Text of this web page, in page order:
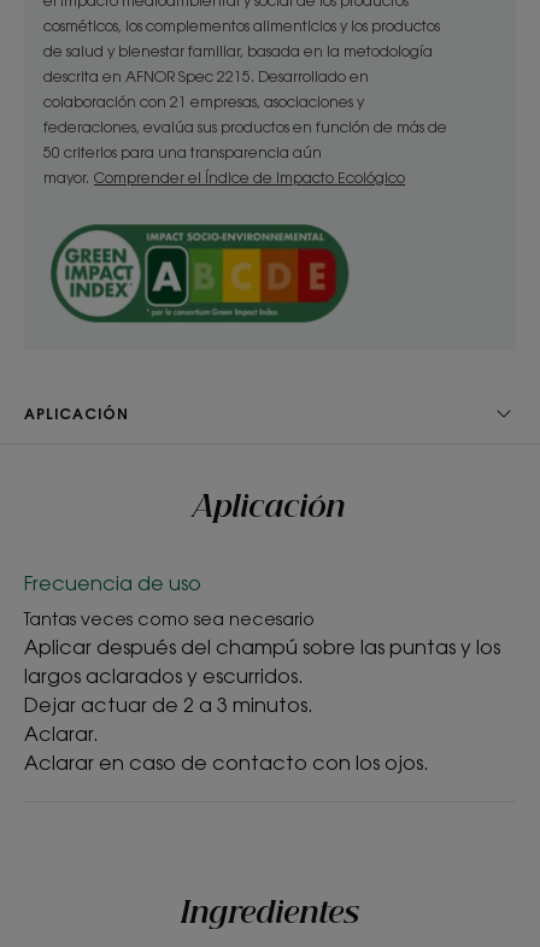
El acondicionador Volumen combina eficacia y
ligereza, preservando el volumen y la flexibilidad
del cabello, dejándolo perfectamente
desenredado, brillante y ligero.
Beneficios
• Desenredante: su textura cremosa actúa
rápidamente para ayudar a desenredar el cabello
fino sin apelmazarlo.
• Voluminizador: su fórmula suave y de origen
Beneficios de la textura
Fórmula ultra ligera
Aroma del contenido
*95 % de ingredientes de origen natural.
cosméticos, los complementos alimenticios y los productos
de salud y bienestar familiar, basada en la metodología
descrita en AFNOR Spec 2215. Desarrollado en
colaboración con 21 empresas, asociaciones y
federaciones, evalúa sus productos en función de más de
50 criterios para una transparencia aún
mayor. Comprender el Índice de Impacto Ecológico
APLICACIÓN
Aplicación
Frecuencia de uso
Tantas veces como sea necesario
Aplicar después del champú sobre las puntas y los
largos aclarados y escurridos.
Dejar actuar de 2 a 3 minutos.
Aclarar.
Aclarar en caso de contacto con los ojos.
Ingredientes